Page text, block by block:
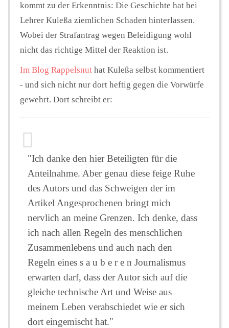
kommt zu der Erkenntnis: Die Geschichte hat bei
Lehrer Kuleßa ziemlichen Schaden hinterlassen.
Wobei der Strafantrag wegen Beleidigung wohl
nicht das richtige Mittel der Reaktion ist.
Im Blog Rappelsnut hat Kuleßa selbst kommentiert
- und sich nicht nur dort heftig gegen die Vorwürfe
gewehrt. Dort schreibt er:
"Ich danke den hier Beteiligten für die
Anteilnahme. Aber genau diese feige Ruhe
des Autors und das Schweigen der im
Artikel Angesprochenen bringt mich
nervlich an meine Grenzen. Ich denke, dass
ich nach allen Regeln des menschlichen
Zusammenlebens und auch nach den
Regeln eines s a u b e r e n Journalismus
erwarten darf, dass der Autor sich auf die
gleiche technische Art und Weise aus
meinem Leben verabschiedet wie er sich
dort eingemischt hat."